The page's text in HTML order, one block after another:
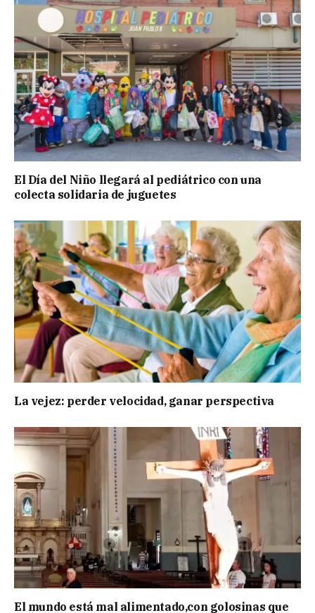
El Día del Niño llegará al pediátrico con una
colecta solidaria de juguetes
La vejez: perder velocidad, ganar perspectiva
El mundo está mal alimentado,con golosinas que